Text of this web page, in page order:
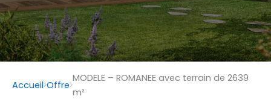
Accueil Offre
MODELE – ROMANEE avec terrain de 2639
m²